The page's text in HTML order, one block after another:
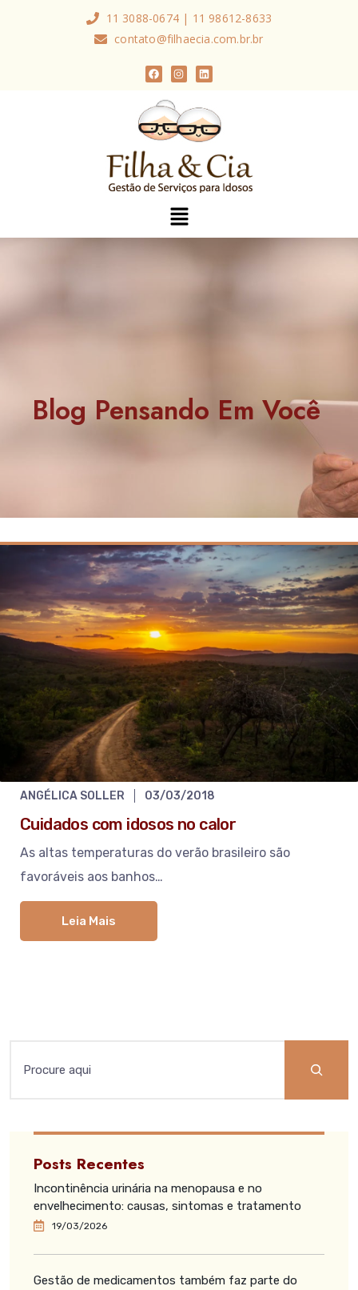
11 3088-0674 | 11 98612-8633
contato@filhaecia.com.br.br
Blog Pensando Em Você
ANGÉLICA SOLLER 03/03/2018
Cuidados com idosos no calor
As altas temperaturas do verão brasileiro são
favoráveis aos banhos…
Leia Mais
Posts Recentes
Incontinência urinária na menopausa e no
envelhecimento: causas, sintomas e tratamento
19/03/2026
Gestão de medicamentos também faz parte do